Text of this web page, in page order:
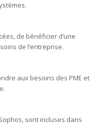
de bénéficier d’une
de l’entreprise.
aux besoins des PME et
sont incluses dans